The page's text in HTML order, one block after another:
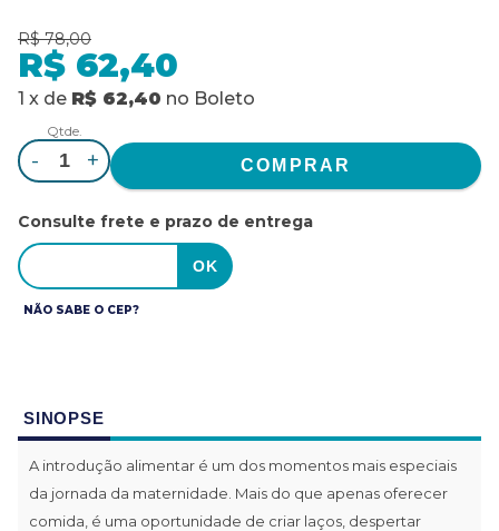
R$ 78,00
R$ 62,40
1 x de R$ 62,40 no Boleto
Qtde.
- +
Consulte frete e prazo de entrega
NÃO SABE O CEP?
SINOPSE
A introdução alimentar é um dos momentos mais especiais
da jornada da maternidade. Mais do que apenas oferecer
comida, é uma oportunidade de criar laços, despertar